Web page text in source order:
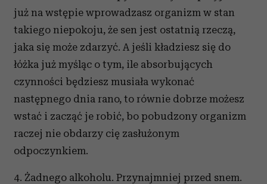
już na wstępie wprowadzasz organizm w stan
takiego niepokoju, że sen jest ostatnią rzeczą,
jaka się może zdarzyć. A jeśli kładziesz się do
łóżka już myśląc o tym, ile absorbujących
czynności będziesz musiała wykonać
następnego dnia rano, to równie dobrze możesz
wstać i zacząć je robić, bo pobudzony organizm
raczej nie obdarzy cię zasłużonym
odpoczynkiem.
4. Żadnego alkoholu. Przynajmniej przed snem.